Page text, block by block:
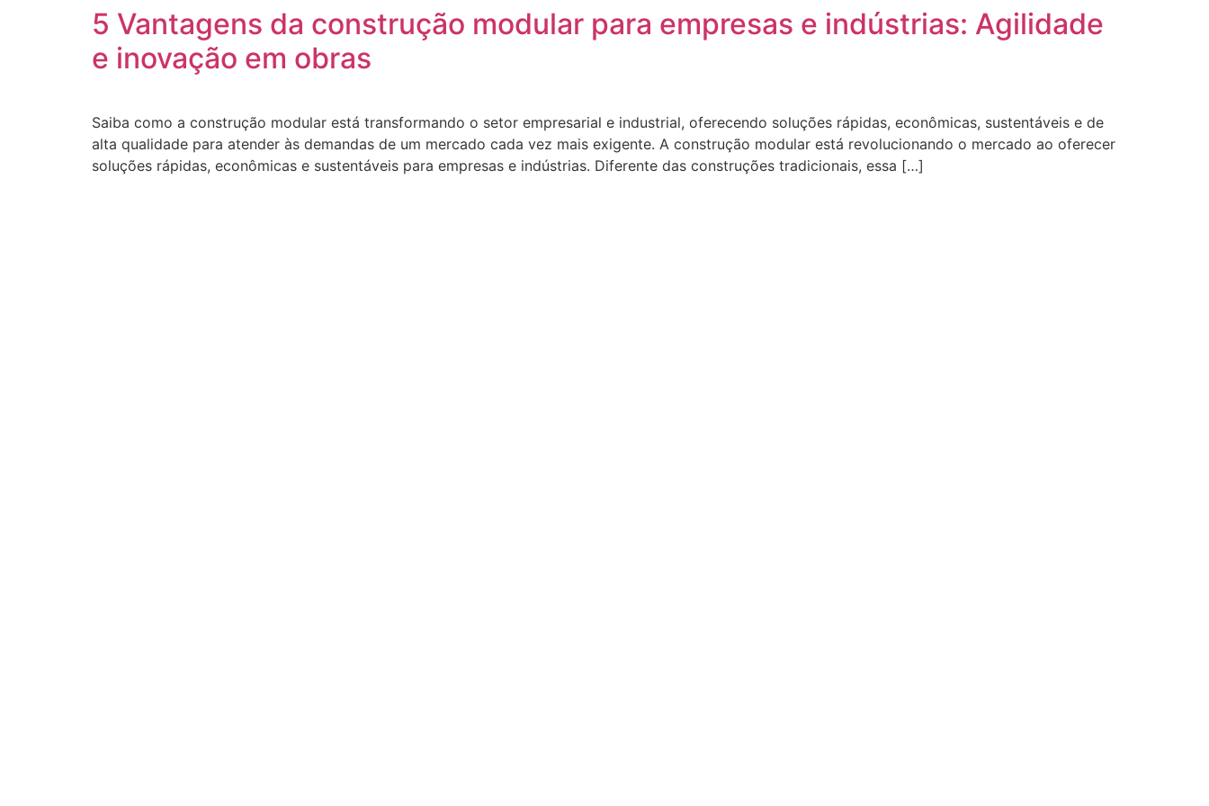
5 Vantagens da construção modular para empresas e indústrias: Agilidade
e inovação em obras
Saiba como a construção modular está transformando o setor empresarial e industrial, oferecendo soluções rápidas, econômicas, sustentáveis e de
alta qualidade para atender às demandas de um mercado cada vez mais exigente. A construção modular está revolucionando o mercado ao oferecer
soluções rápidas, econômicas e sustentáveis para empresas e indústrias. Diferente das construções tradicionais, essa […]